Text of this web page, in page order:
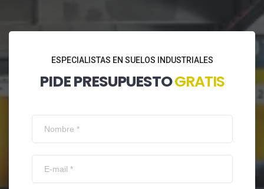
ESPECIALISTAS EN SUELOS INDUSTRIALES
PIDE PRESUPUESTOGRATIS